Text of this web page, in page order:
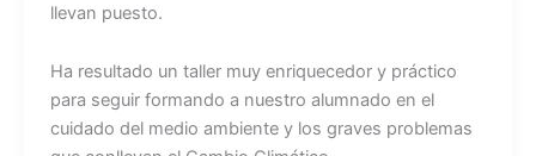
llevan puesto.
Ha resultado un taller muy enriquecedor y práctico
para seguir formando a nuestro alumnado en el
cuidado del medio ambiente y los graves problemas